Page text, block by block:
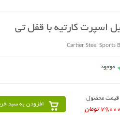
اسپرت کارتیه با قفل تی
Cartier Steel Sports
قیمت محصول
79,000 تومان
افزودن به سبد